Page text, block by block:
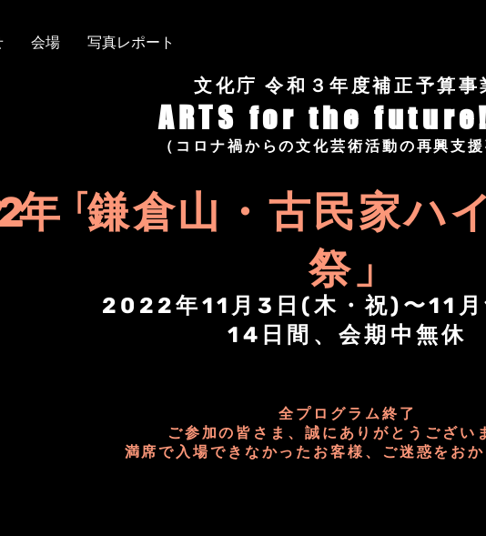
会場 写真レポート
文化庁 令和３年度補正予算事
ARTS for the
（コロナ禍からの文化芸術活動の再興支援
年「鎌倉山・古民家ハ
祭」
2022年11月3日(木・祝)〜11
14日間、会期中無休
全プログラム終了
ご参加の皆さま、誠にありがとうござい
満席で入場できなかったお客様、ご迷惑をお